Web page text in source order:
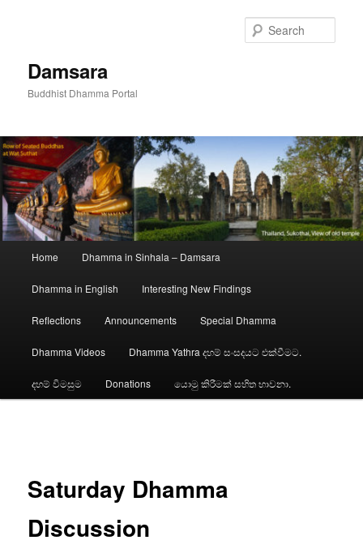
Damsara
Buddhist Dhamma Portal
Home Dhamma in Sinhala – Damsara
Dhamma in English Interesting New Findings
Reflections Announcements Special Dhamma
Dhamma Videos Dhamma Yathra දහම් සංසදයට එක්වීමට.
දහම් විමසුම Donations යොමු කිරීමක් සහිත භාවනා.
Saturday Dhamma
Discussion